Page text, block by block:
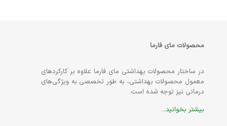
محصولات مای فارما
در ساختار محصولات بهداشتی مای فارما علاوه بر کارکردهای
معمول محصولات بهداشتی، به طور تخصصی به ویژگی‌های
درمانی نیز توجه شده است.
بیشتر بخوانید...